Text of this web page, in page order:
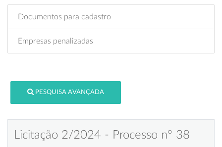
Documentos para cadastro
Empresas penalizadas
PESQUISA AVANÇADA
Licitação 2/2024 - Processo nº 38